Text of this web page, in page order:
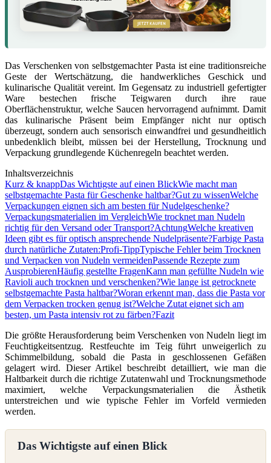
Das Verschenken von selbstgemachter Pasta ist eine traditionsreiche
Geste der Wertschätzung, die handwerkliches Geschick und
kulinarische Qualität vereint. Im Gegensatz zu industriell gefertigter
Ware bestechen frische Teigwaren durch ihre raue
Oberflächenstruktur, welche Saucen hervorragend aufnimmt. Damit
das kulinarische Präsent beim Empfänger nicht nur optisch
überzeugt, sondern auch sensorisch einwandfrei und gesundheitlich
unbedenklich bleibt, müssen bei der Herstellung, Trocknung und
Verpackung grundlegende Küchenregeln beachtet werden.
Inhaltsverzeichnis
Kurz & knappDas Wichtigste auf einen BlickWie macht man
selbstgemachte Pasta für Geschenke haltbar?Gut zu wissenWelche
Verpackungen eignen sich am besten für Nudelgeschenke?
Verpackungsmaterialien im VergleichWie trocknet man Nudeln
richtig für den Versand oder Transport?AchtungWelche kreativen
Ideen gibt es für optisch ansprechende Nudelpräsente?Farbige Pasta
durch natürliche Zutaten:Profi-TippTypische Fehler beim Trocknen
und Verpacken von Nudeln vermeidenPassende Rezepte zum
AusprobierenHäufig gestellte FragenKann man gefüllte Nudeln wie
Ravioli auch trocknen und verschenken?Wie lange ist getrocknete
selbstgemachte Pasta haltbar?Woran erkennt man, dass die Pasta vor
dem Verpacken trocken genug ist?Welche Zutat eignet sich am
besten, um Pasta intensiv rot zu färben?Fazit
Die größte Herausforderung beim Verschenken von Nudeln liegt im
Feuchtigkeitsentzug. Restfeuchte im Teig führt unweigerlich zu
Schimmelbildung, sobald die Pasta in geschlossenen Gefäßen
gelagert wird. Dieser Artikel beschreibt detailliert, wie man die
Haltbarkeit durch die richtige Zutatenwahl und Trocknungsmethode
maximiert, welche Verpackungsmaterialien die Ästhetik
unterstreichen und wie typische Fehler im Vorfeld vermieden
werden.
Das Wichtigste auf einen Blick